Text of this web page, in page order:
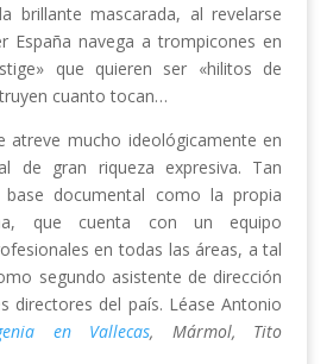
brillante mascarada, al revelarse
España navega a trompicones en
que quieren ser «hilitos de
cuanto tocan…
atreve mucho ideológicamente en
de gran riqueza expresiva. Tan
documental como la propia
que cuenta con un equipo
en todas las áreas, a tal
segundo asistente de dirección
directores del país. Léase Antonio
en Vallecas, Mármol, Tito